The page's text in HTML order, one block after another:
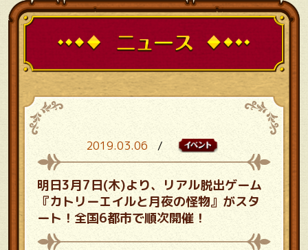
2019.03.06 /
明日3月7日(木)より、リアル脱出ゲーム
『カトリーエイルと月夜の怪物』がスタ
ート！全国6都市で順次開催！